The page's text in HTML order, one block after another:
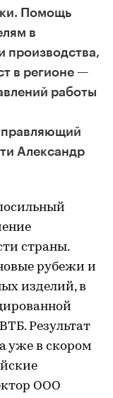
Помощь
в
производства,
в регионе —
работы
Александр
страны.
рубежи и
изделий, в
Результат
уже в скором
ООО